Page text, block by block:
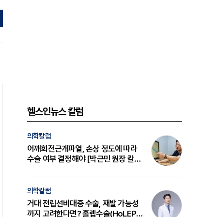
헬스인뉴스 칼럼
의학칼럼
어깨회전근개파열, 손상 정도에 따라
수술 여부 결정해야 [박근민 원장 칼
의학칼럼
거대 전립선비대증 수술, 재발 가능성
까지 고려한다면? 홀렙수술(HoLEP)